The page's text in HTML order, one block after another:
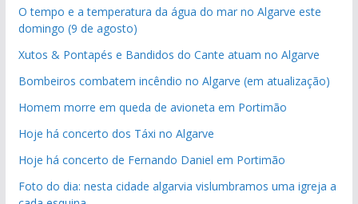
O tempo e a temperatura da água do mar no Algarve este
domingo (9 de agosto)
Xutos & Pontapés e Bandidos do Cante atuam no Algarve
Bombeiros combatem incêndio no Algarve (em atualização)
Homem morre em queda de avioneta em Portimão
Hoje há concerto dos Táxi no Algarve
Hoje há concerto de Fernando Daniel em Portimão
Foto do dia: nesta cidade algarvia vislumbramos uma igreja a